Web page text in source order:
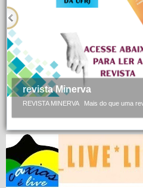
revista Minerva
REVISTA MINERVA Mais do que uma